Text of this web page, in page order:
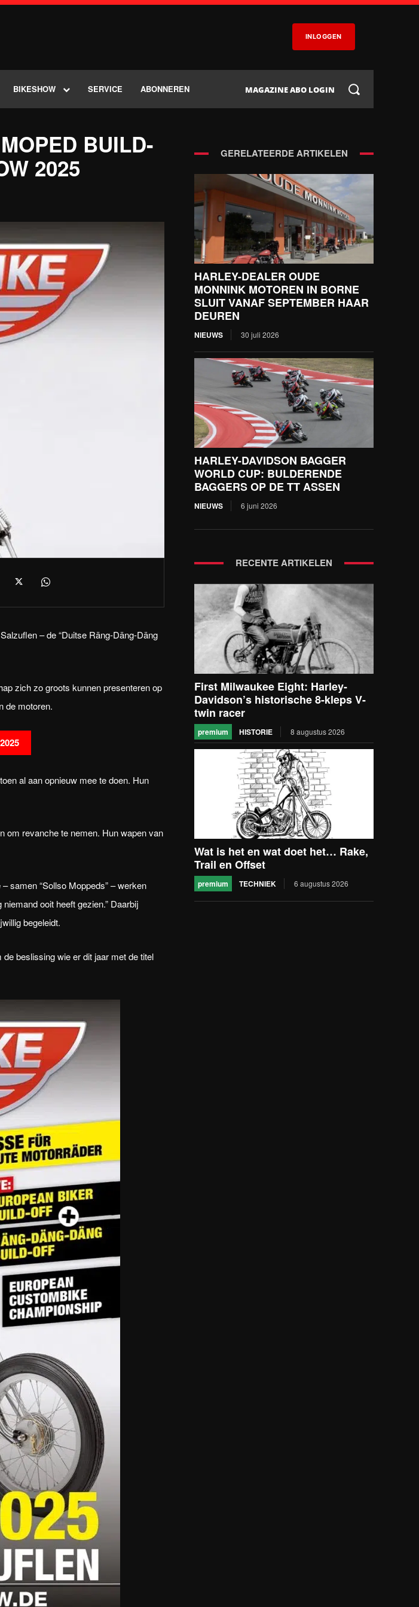
INLOGGEN
BIKESHOW SERVICE ABONNEREN MAGAZINE ABO LOGIN
BUILD-
2025
– de “Duitse Räng-Däng-Däng
zich zo groots kunnen presenteren op
de motoren.
al aan opnieuw mee te doen. Hun
om revanche te nemen. Hun wapen van
samen “Sollso Moppeds” – werken
ooit heeft gezien.” Daarbij
begeleidt.
beslissing wie er dit jaar met de titel
GERELATEERDE ARTIKELEN
HARLEY-DEALER OUDE
MONNINK MOTOREN IN BORNE
SLUIT VANAF SEPTEMBER HAAR
DEUREN
NIEUWS 30 juli 2026
HARLEY-DAVIDSON BAGGER
WORLD CUP: BULDERENDE
BAGGERS OP DE TT ASSEN
NIEUWS 6 juni 2026
RECENTE ARTIKELEN
First Milwaukee Eight: Harley-
Davidson’s historische 8-kleps V-
twin racer
premium HISTORIE 8 augustus 2026
Wat is het en wat doet het… Rake,
Trail en Offset
premium TECHNIEK 6 augustus 2026